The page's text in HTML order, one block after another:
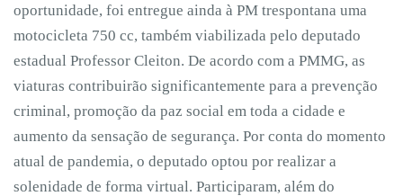
oportunidade, foi entregue ainda à PM trespontana uma
motocicleta 750 cc, também viabilizada pelo deputado
estadual Professor Cleiton. De acordo com a PMMG, as
viaturas contribuirão significantemente para a prevenção
criminal, promoção da paz social em toda a cidade e
aumento da sensação de segurança. Por conta do momento
atual de pandemia, o deputado optou por realizar a
solenidade de forma virtual. Participaram, além do